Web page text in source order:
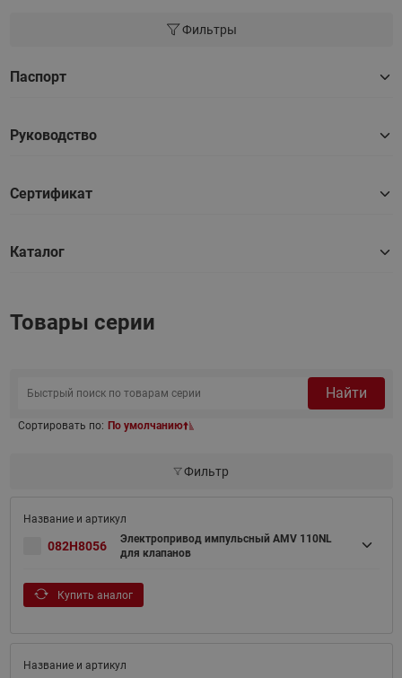
Фильтры
Паспорт
Руководство
Сертификат
Каталог
Товары серии
Найти
Сортировать по: По умолчанию
Фильтр
082H8056
Электропривод импульсный AMV 110NL
для клапанов
Купить аналог